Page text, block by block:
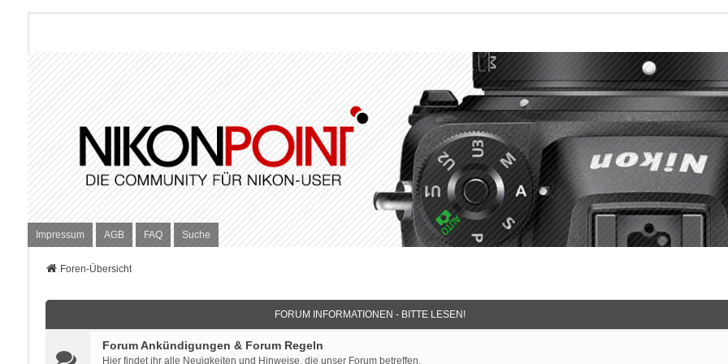
Impressum AGB FAQ Suche
Foren-Übersicht
FORUM INFORMATIONEN - BITTE LESEN!
Forum Ankündigungen & Forum Regeln
Hier findet ihr alle Neuigkeiten und Hinweise, die unser Forum betreffen.